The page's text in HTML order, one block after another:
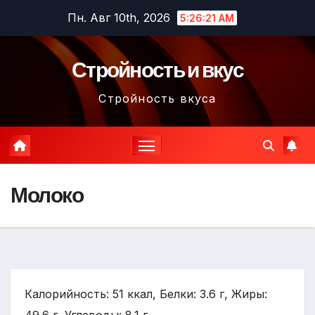
содержимому
Пн. Авг 10th, 2026 5:26:22 AM
Стройность и вкус
Стройность вкуса
Молоко
Калорийность: 51 ккал, Белки: 3.6 г, Жиры: